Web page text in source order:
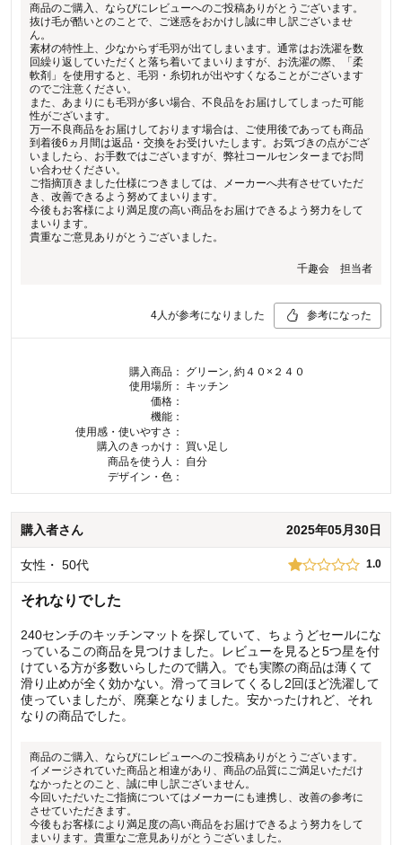
商品のご購入、ならびにレビューへのご投稿ありがとうございます。
抜け毛が酷いとのことで、ご迷惑をおかけし誠に申し訳ございませ
ん。
素材の特性上、少なからず毛羽が出てしまいます。通常はお洗濯を数
回繰り返していただくと落ち着いてまいりますが、お洗濯の際、「柔
軟剤」を使用すると、毛羽・糸切れが出やすくなることがございます
のでご注意ください。
また、あまりにも毛羽が多い場合、不良品をお届けしてしまった可能
性がございます。
万一不良商品をお届けしております場合は、ご使用後であっても商品
到着後6ヵ月間は返品・交換をお受けいたします。お気づきの点がござ
いましたら、お手数ではございますが、弊社コールセンターまでお問
い合わせください。
ご指摘頂きました仕様につきましては、メーカーへ共有させていただ
き、改善できるよう努めてまいります。
今後もお客様により満足度の高い商品をお届けできるよう努力をして
まいります。
貴重なご意見ありがとうございました。
千趣会 担当者
4人が参考になりました 参考になった
購入商品：
グリーン, 約４０×２４０
使用場所：
キッチン
価格：
機能：
使用感・使いやすさ：
購入のきっかけ：
買い足し
商品を使う人：
自分
デザイン・色：
購入者さん 2025年05月30日
女性 ・ 50代 1.0
それなりでした
240センチのキッチンマットを探していて、ちょうどセールにな
っているこの商品を見つけました。レビューを見ると5つ星を付
けている方が多数いらしたので購入。でも実際の商品は薄くて
滑り止めが全く効かない。滑ってヨレてくるし2回ほど洗濯して
使っていましたが、廃棄となりました。安かったけれど、それ
なりの商品でした。
商品のご購入、ならびにレビューへのご投稿ありがとうございます。
イメージされていた商品と相違があり、商品の品質にご満足いただけ
なかったとのこと、誠に申し訳ございません。
今回いただいたご指摘についてはメーカーにも連携し、改善の参考に
させていただきます。
今後もお客様により満足度の高い商品をお届けできるよう努力をして
まいります。貴重なご意見ありがとうございました。